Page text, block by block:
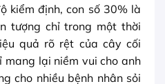
kiểm định, con số 30% là
tượng chỉ trong một thời
quả rõ rệt của cây cối
lại niềm vui cho anh
cho nhiều bệnh nhân sỏi